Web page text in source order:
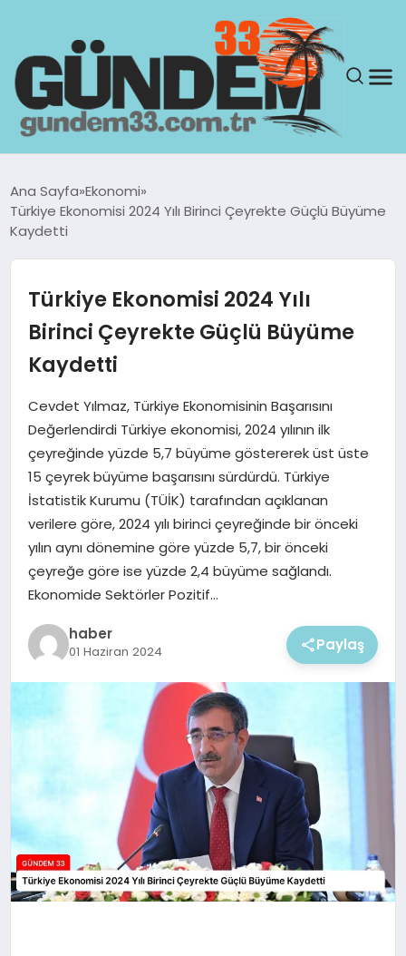
GÜNDEM
TEKNOLOJI
EKONOMI
MAGAZIN
Ana Sayfa Ekonomi
Türkiye Ekonomisi 2024 Yılı Birinci Çeyrekte Güçlü Büyüme
Kaydetti
Türkiye Ekonomisi 2024 Yılı
Birinci Çeyrekte Güçlü Büyüme
Kaydetti
Cevdet Yılmaz, Türkiye Ekonomisinin Başarısını
Değerlendirdi Türkiye ekonomisi, 2024 yılının ilk
çeyreğinde yüzde 5,7 büyüme göstererek üst üste
15 çeyrek büyüme başarısını sürdürdü. Türkiye
İstatistik Kurumu (TÜİK) tarafından açıklanan
verilere göre, 2024 yılı birinci çeyreğinde bir önceki
yılın aynı dönemine göre yüzde 5,7, bir önceki
çeyreğe göre ise yüzde 2,4 büyüme sağlandı.
Ekonomide Sektörler Pozitif…
haber
01 Haziran 2024 Paylaş